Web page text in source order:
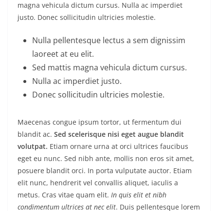
magna vehicula dictum cursus. Nulla ac imperdiet
justo. Donec sollicitudin ultricies molestie.
Nulla pellentesque lectus a sem dignissim
laoreet at eu elit.
Sed mattis magna vehicula dictum cursus.
Nulla ac imperdiet justo.
Donec sollicitudin ultricies molestie.
Maecenas congue ipsum tortor, ut fermentum dui
blandit ac. Sed scelerisque nisi eget augue blandit
volutpat. Etiam ornare urna at orci ultrices faucibus
eget eu nunc. Sed nibh ante, mollis non eros sit amet,
posuere blandit orci. In porta vulputate auctor. Etiam
elit nunc, hendrerit vel convallis aliquet, iaculis a
metus. Cras vitae quam elit. In quis elit et nibh
condimentum ultrices at nec elit. Duis pellentesque lorem